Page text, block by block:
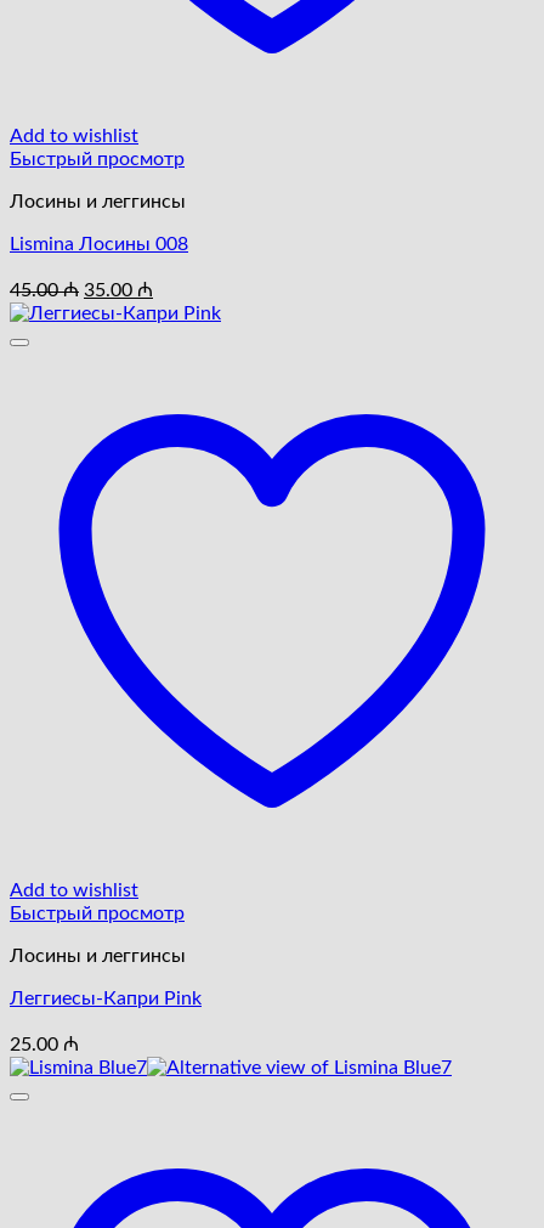
Add to wishlist
Быстрый просмотр
Лосины и леггинсы
Lismina Лосины 008
45.00₼ Первоначальная
цена
35.00 ₼
цена:
Add to wishlist
Быстрый просмотр
Лосины и леггинсы
Леггиесы-Капри Pink
25.00 ₼